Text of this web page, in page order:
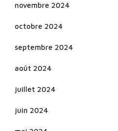
novembre 2024
octobre 2024
septembre 2024
août 2024
juillet 2024
juin 2024